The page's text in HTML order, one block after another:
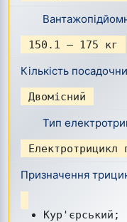
150.1 – 175 кг
Кількість
Двомісний
Тип
Електротрицикл
Призначення
Кур'єрський;